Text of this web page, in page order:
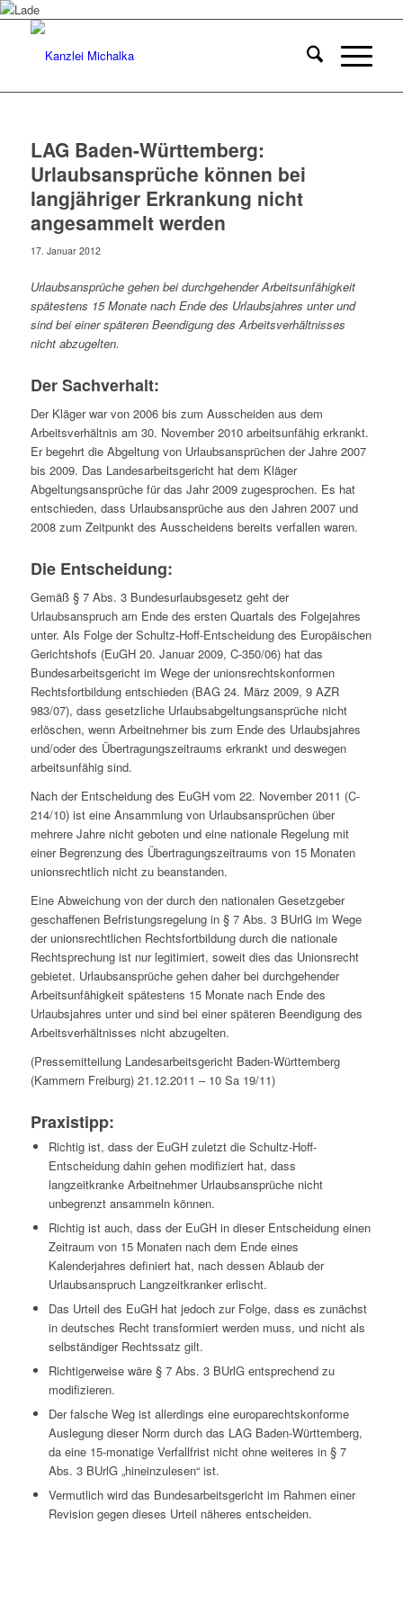
LAG Baden-Württemberg:
Urlaubsansprüche können bei
langjähriger Erkrankung nicht
angesammelt werden
17. Januar 2012
Urlaubsansprüche gehen bei durchgehender Arbeitsunfähigkeit
spätestens 15 Monate nach Ende des Urlaubsjahres unter und
sind bei einer späteren Beendigung des Arbeitsverhältnisses
nicht abzugelten.
Der Sachverhalt:
Der Kläger war von 2006 bis zum Ausscheiden aus dem
Arbeitsverhältnis am 30. November 2010 arbeitsunfähig erkrankt.
Er begehrt die Abgeltung von Urlaubsansprüchen der Jahre 2007
bis 2009. Das Landesarbeitsgericht hat dem Kläger
Abgeltungsansprüche für das Jahr 2009 zugesprochen. Es hat
entschieden, dass Urlaubsansprüche aus den Jahren 2007 und
2008 zum Zeitpunkt des Ausscheidens bereits verfallen waren.
Die Entscheidung:
Gemäß § 7 Abs. 3 Bundesurlaubsgesetz geht der
Urlaubsanspruch am Ende des ersten Quartals des Folgejahres
unter. Als Folge der Schultz-Hoff-Entscheidung des Europäischen
Gerichtshofs (EuGH 20. Januar 2009, C-350/06) hat das
Bundesarbeitsgericht im Wege der unionsrechtskonformen
Rechtsfortbildung entschieden (BAG 24. März 2009, 9 AZR
983/07), dass gesetzliche Urlaubsabgeltungsansprüche nicht
erlöschen, wenn Arbeitnehmer bis zum Ende des Urlaubsjahres
und/oder des Übertragungszeitraums erkrankt und deswegen
arbeitsunfähig sind.
Nach der Entscheidung des EuGH vom 22. November 2011 (C-
214/10) ist eine Ansammlung von Urlaubsansprüchen über
mehrere Jahre nicht geboten und eine nationale Regelung mit
einer Begrenzung des Übertragungszeitraums von 15 Monaten
unionsrechtlich nicht zu beanstanden.
Eine Abweichung von der durch den nationalen Gesetzgeber
geschaffenen Befristungsregelung in § 7 Abs. 3 BUrlG im Wege
der unionsrechtlichen Rechtsfortbildung durch die nationale
Rechtsprechung ist nur legitimiert, soweit dies das Unionsrecht
gebietet. Urlaubsansprüche gehen daher bei durchgehender
Arbeitsunfähigkeit spätestens 15 Monate nach Ende des
Urlaubsjahres unter und sind bei einer späteren Beendigung des
Arbeitsverhältnisses nicht abzugelten.
(Pressemitteilung Landesarbeitsgericht Baden-Württemberg
(Kammern Freiburg) 21.12.2011 – 10 Sa 19/11)
Praxistipp:
Richtig ist, dass der EuGH zuletzt die Schultz-Hoff-
Entscheidung dahin gehen modifiziert hat, dass
langzeitkranke Arbeitnehmer Urlaubsansprüche nicht
unbegrenzt ansammeln können.
Richtig ist auch, dass der EuGH in dieser Entscheidung einen
Zeitraum von 15 Monaten nach dem Ende eines
Kalenderjahres definiert hat, nach dessen Ablaub der
Urlaubsanspruch Langzeitkranker erlischt.
Das Urteil des EuGH hat jedoch zur Folge, dass es zunächst
in deutsches Recht transformiert werden muss, und nicht als
selbständiger Rechtssatz gilt.
Richtigerweise wäre § 7 Abs. 3 BUrlG entsprechend zu
modifizieren.
Der falsche Weg ist allerdings eine europarechtskonforme
Auslegung dieser Norm durch das LAG Baden-Württemberg,
da eine 15-monatige Verfallfrist nicht ohne weiteres in § 7
Abs. 3 BUrlG „hineinzulesen“ ist.
Vermutlich wird das Bundesarbeitsgericht im Rahmen einer
Revision gegen dieses Urteil näheres entscheiden.